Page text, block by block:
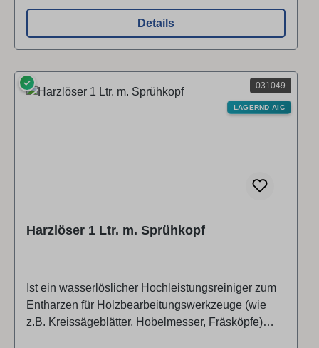
Details
031049
✓
LAGERND AIC
Harzlöser 1 Ltr. m. Sprühkopf
Ist ein wasserlöslicher Hochleistungsreiniger zum
Entharzen für Holzbearbeitungswerkzeuge (wie
z.B. Kreissägeblätter, Hobelmesser, Fräsköpfe)